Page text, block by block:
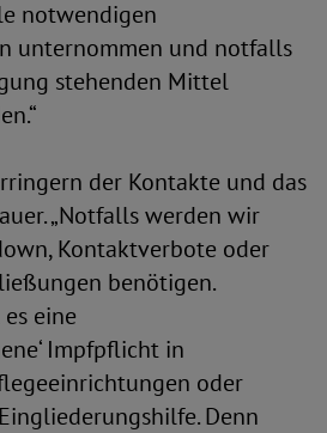
notwendigen
unternommen und notfalls
stehenden Mittel
der Kontakte und das
„Notfalls werden wir
Kontaktverbote oder
benötigen.
eine
Impfpflicht in
oder
Denn